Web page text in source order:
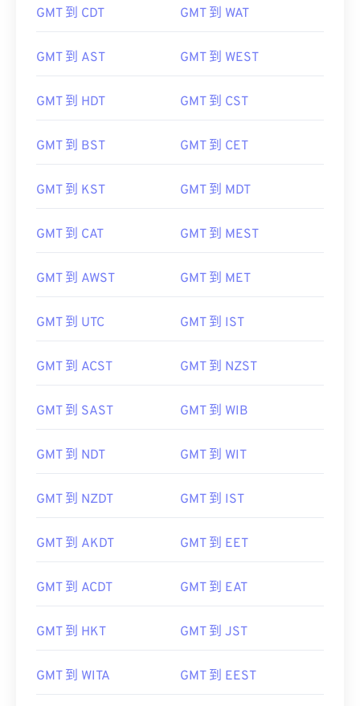
GMT 到 CDT GMT 到 WAT
GMT 到 AST GMT 到 WEST
GMT 到 HDT GMT 到 CST
GMT 到 BST GMT 到 CET
GMT 到 KST GMT 到 MDT
GMT 到 CAT GMT 到 MEST
GMT 到 AWST GMT 到 MET
GMT 到 UTC GMT 到 IST
GMT 到 ACST GMT 到 NZST
GMT 到 SAST GMT 到 WIB
GMT 到 NDT GMT 到 WIT
GMT 到 NZDT GMT 到 IST
GMT 到 AKDT GMT 到 EET
GMT 到 ACDT GMT 到 EAT
GMT 到 HKT GMT 到 JST
GMT 到 WITA GMT 到 EEST